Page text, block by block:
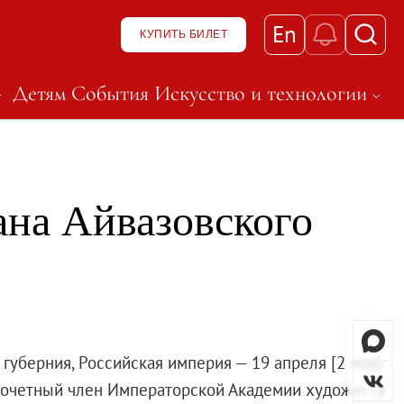
КУПИТЬ БИЛЕТ En
нему
и перейти к нему
чтобы открыть подменю и перейти к нему
Детям События Искусство и технологии
Нажмите Shift, чтобы
Айвазовского
Российская империя — 19 апреля [2 мая]
член Императорской Академии художеств